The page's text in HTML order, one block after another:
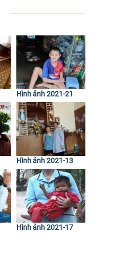
Hình ảnh 2021-21
Hình ảnh 2021-13
Hình ảnh 2021-17